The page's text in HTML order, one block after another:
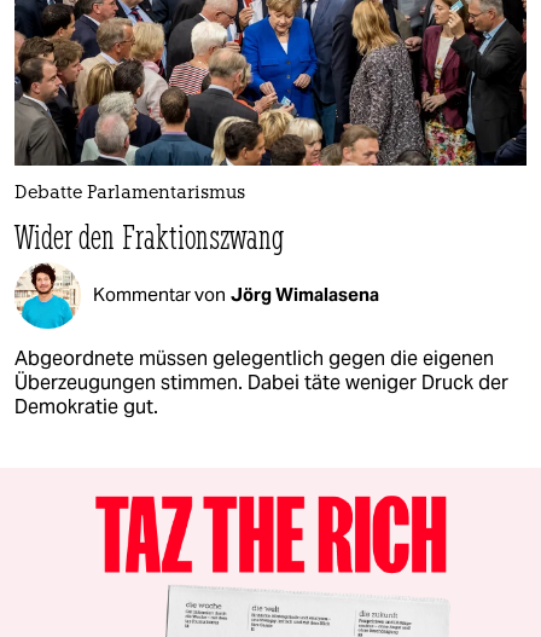
Debatte Parlamentarismus
Wider den Fraktionszwang
Kommentar von Jörg Wimalasena
Abgeordnete müssen gelegentlich gegen die eigenen
Überzeugungen stimmen. Dabei täte weniger Druck der
Demokratie gut.